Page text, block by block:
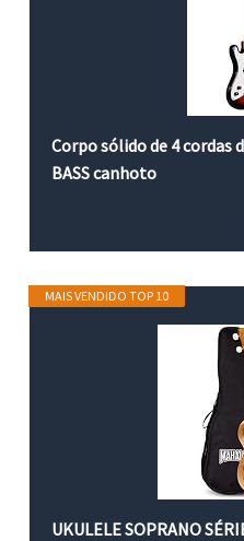
Corpo sólido de 4 cordas
BASS canhoto
MAIS VENDIDO TOP 10
UKULELE SOPRANO